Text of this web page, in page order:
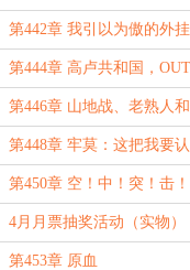
第442章 我引以为傲的外
你们说是运气好
第444章 高卢共和国，OUT
第446章 山地战、老熟人
第448章 牢莫：这把我要
第450章 空！中！突！击！
4月月票抽奖活动（实物）
第453章 原血